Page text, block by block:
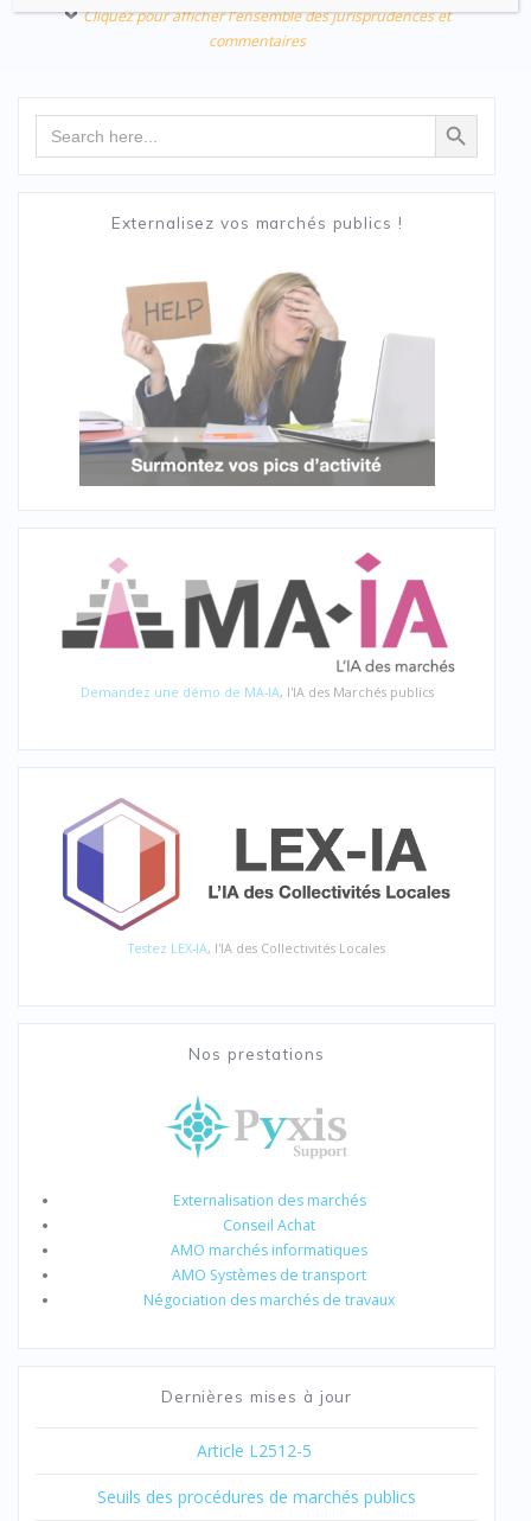
Cliquez pour afficher l'ensemble des jurisprudences et
commentaires
Search Search Button
Externalisez vos marchés publics !
Demandez une démo de MA-IA, l'IA des Marchés publics
Testez LEX-IA, l'IA des Collectivités Locales
Nos prestations
Externalisation des marchés
Conseil Achat
AMO marchés informatiques
AMO Systèmes de transport
Négociation des marchés de travaux
Dernières mises à jour
Article L2512-5
Seuils des procédures de marchés publics